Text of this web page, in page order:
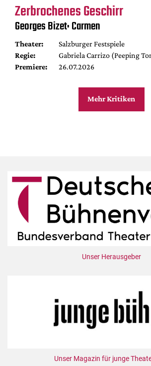
Zerbrochenes Geschirr
Georges Bizet: Carmen
Theater:
Salzburger Festspiele
Regie:
Gabriela Carrizo (Peeping
Premiere:
26.07.2026
Mehr Kritiken
Unser Herausgeber
Unser Magazin für junge